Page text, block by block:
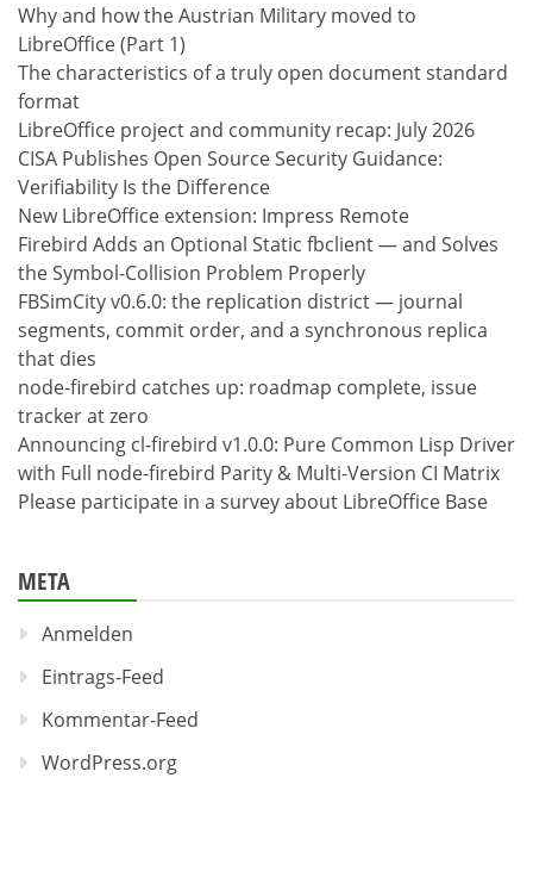
Why and how the Austrian Military moved to
LibreOffice (Part 1)
The characteristics of a truly open document standard
format
LibreOffice project and community recap: July 2026
CISA Publishes Open Source Security Guidance:
Verifiability Is the Difference
New LibreOffice extension: Impress Remote
Firebird Adds an Optional Static fbclient — and Solves
the Symbol-Collision Problem Properly
FBSimCity v0.6.0: the replication district — journal
segments, commit order, and a synchronous replica
that dies
node-firebird catches up: roadmap complete, issue
tracker at zero
Announcing cl-firebird v1.0.0: Pure Common Lisp Driver
with Full node-firebird Parity & Multi-Version CI Matrix
Please participate in a survey about LibreOffice Base
META
Anmelden
Eintrags-Feed
Kommentar-Feed
WordPress.org